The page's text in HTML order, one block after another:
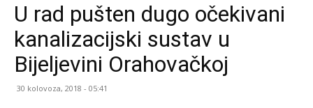
stranice
Grada
U rad pušten dugo očekivani
kanalizacijski sustav u
Bijeljevini Orahovačkoj
30 kolovoza, 2018 - 05:41